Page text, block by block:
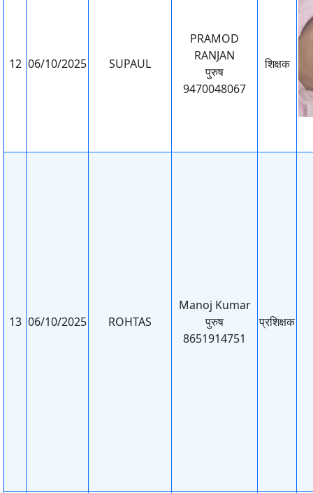
12 06/10/2025 SUPAUL
PRAMOD
RANJAN
पुरुष
9470048067
शिक्षक
13 06/10/2025 ROHTAS
Manoj Kumar
पुरुष
8651914751
प्रशिक्षक